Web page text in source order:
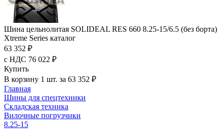
Шина цельнолитая SOLIDEAL RES 660 8.25-15/6.5 (без борта)
Xtreme Series каталог
63 352 ₽
с НДС 76 022 ₽
Купить
В корзину 1 шт. за 63 352 ₽
Главная
Шины для спецтехники
Складская техника
Вилочные погрузчики
8.25-15